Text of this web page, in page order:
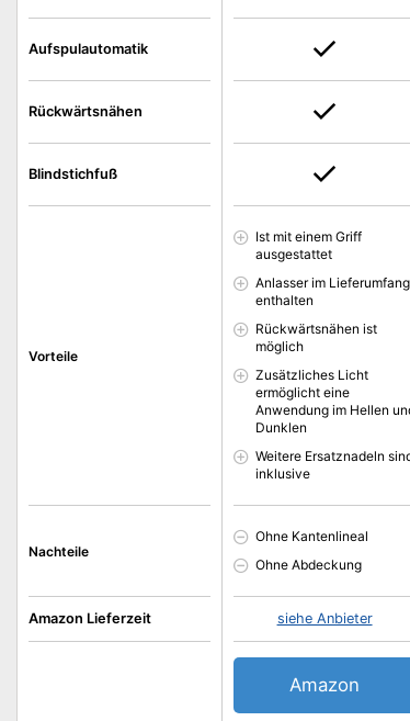
Aufspulautomatik
Rückwärtsnähen
Blindstichfuß
Vorteile
Nachteile
Amazon Lieferzeit
Ist mit einem Griff
ausgestattet
Anlasser im Lieferumfang
enthalten
Rückwärtsnähen ist
möglich
Zusätzliches Licht
ermöglicht eine
Anwendung im Hellen
Dunklen
Weitere Ersatznadeln
inklusive
Ohne Kantenlineal
Ohne Abdeckung
siehe Anbieter
Amazon